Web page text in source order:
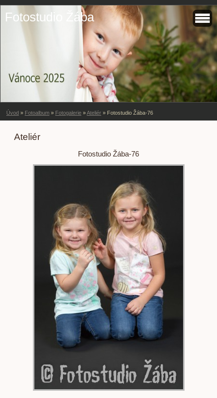
Fotostudio Žába
Úvod » Fotoalbum » Fotogalerie »Ateliér » Fotostudio Žába-76
Ateliér
Fotostudio Žába-76